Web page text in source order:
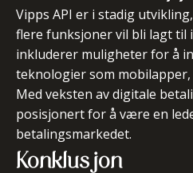
Vipps API er i stadig
flere funksjoner vil bli lagt til
inkluderer muligheter for å
teknologier som
Med veksten av digitale
posisjonert for å være en
betalingsmarkedet.
Konklusjon